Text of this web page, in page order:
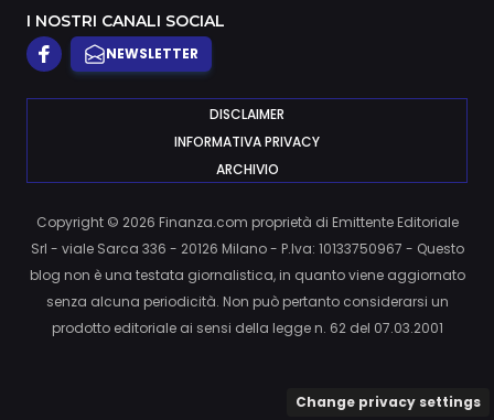
I NOSTRI CANALI SOCIAL
NEWSLETTER
DISCLAIMER
INFORMATIVA PRIVACY
ARCHIVIO
Copyright © 2026 Finanza.com proprietà di Emittente Editoriale
Srl - viale Sarca 336 - 20126 Milano - P.Iva: 10133750967 - Questo
blog non è una testata giornalistica, in quanto viene aggiornato
senza alcuna periodicità. Non può pertanto considerarsi un
prodotto editoriale ai sensi della legge n. 62 del 07.03.2001
Change privacy settings